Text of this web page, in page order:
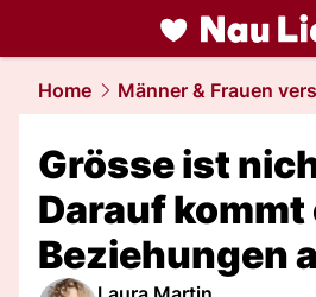
liebe.NAU.ch
Home Männer & Frauen
Grösse ist
Darauf kommt
Beziehungen